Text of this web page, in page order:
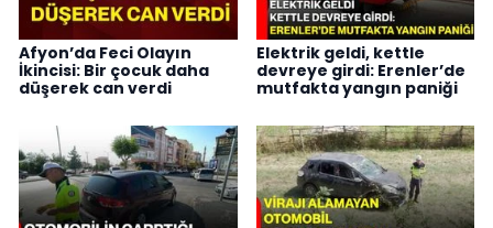
Afyon’da Feci Olayın
İkincisi: Bir çocuk daha
düşerek can verdi
Elektrik geldi, kettle
devreye girdi: Erenler’de
mutfakta yangın paniği